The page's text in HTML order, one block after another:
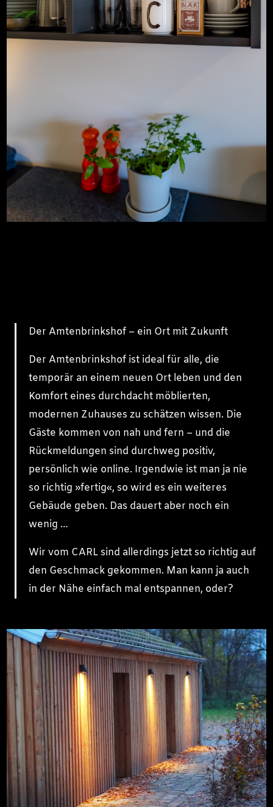
Der Amtenbrinkshof – ein Ort mit Zukunft
Der Amtenbrinkshof ist ideal für alle, die
temporär an einem neuen Ort leben und den
Komfort eines durchdacht möblierten,
modernen Zuhauses zu schätzen wissen. Die
Gäste kommen von nah und fern – und die
Rückmeldungen sind durchweg positiv,
persönlich wie online. Irgendwie ist man ja nie
so richtig »fertig«, so wird es ein weiteres
Gebäude geben. Das dauert aber noch ein
wenig …
Wir vom CARL sind allerdings jetzt so richtig auf
den Geschmack gekommen. Man kann ja auch
in der Nähe einfach mal entspannen, oder?